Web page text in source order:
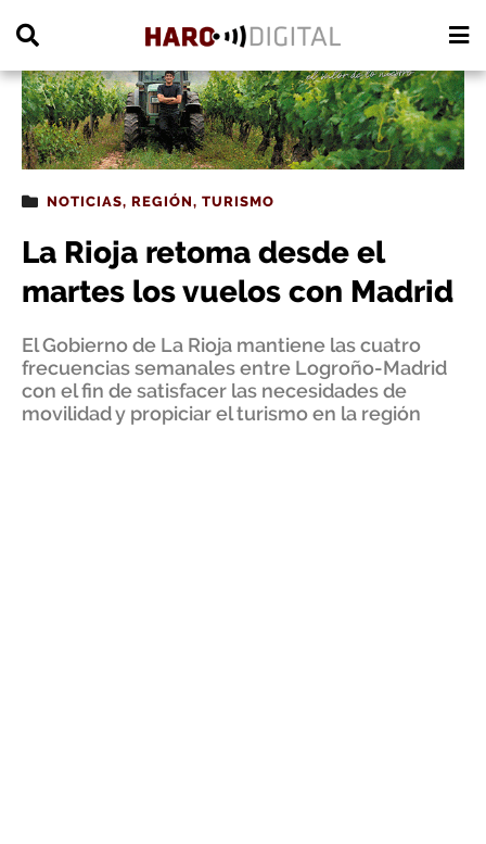
NOTICIAS, REGIÓN, TURISMO
La Rioja retoma desde el
martes los vuelos con Madrid
El Gobierno de La Rioja mantiene las cuatro
frecuencias semanales entre Logroño-Madrid
con el fin de satisfacer las necesidades de
movilidad y propiciar el turismo en la región